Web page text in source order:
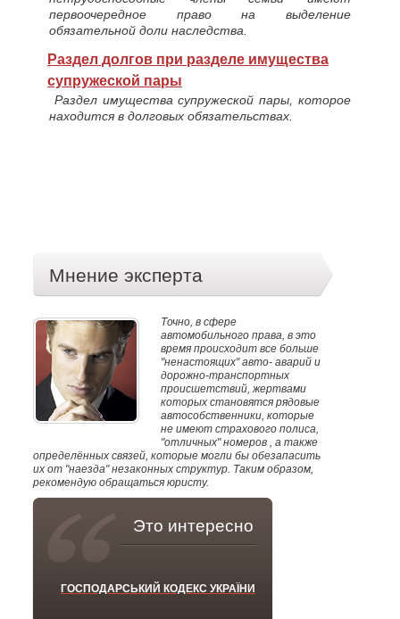
первоочередное право на выделение
обязательной доли наследства.
Раздел долгов при разделе имущества
супружеской пары
Раздел имущества супружеской пары, которое
находится в долговых обязательствах.
Мнение эксперта
Точно, в сфере
автомобильного права, в это
время происходит все больше
"ненастоящих" авто- аварий и
дорожно-транспортных
происшетствий, жертвами
которых становятся рядовые
автособственники, которые
не имеют страхового полиса,
"отличных" номеров , а также
определённых связей, которые могли бы обезапасить
их от "наезда" незаконных структур. Таким образом,
рекомендую обращаться юристу.
Это интересно
ГОСПОДАРСЬКИЙ КОДЕКС УКРАЇНИ